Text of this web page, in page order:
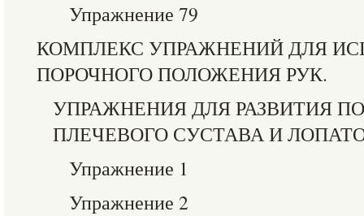
Упражнение 79
КОМПЛЕКС УПРАЖНЕНИЙ ДЛЯ
ПОРОЧНОГО ПОЛОЖЕНИЯ РУК.
УПРАЖНЕНИЯ ДЛЯ РАЗВИТИЯ
ПЛЕЧЕВОГО СУСТАВА И
Упражнение 1
Упражнение 2